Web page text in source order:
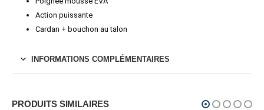
Action puissante
Cardan + bouchon au talon
INFORMATIONS COMPLÉMENTAIRES
PRODUITS SIMILAIRES